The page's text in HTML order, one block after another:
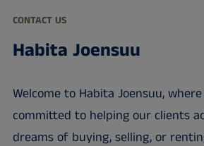
CONTACT US
Habita Joensuu
Welcome to Habita Joensuu,
committed to helping our clients
dreams of buying, selling, or